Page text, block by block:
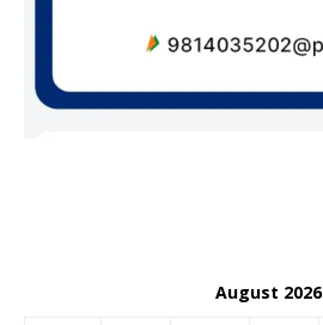
August 2026